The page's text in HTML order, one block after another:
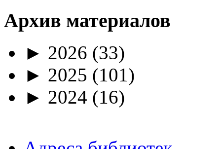
Архив материалов
► 2026 (33)
► 2025 (101)
► 2024 (16)